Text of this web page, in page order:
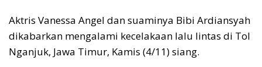
Aktris Vanessa Angel dan suaminya Bibi Ardiansyah
dikabarkan mengalami kecelakaan lalu lintas di Tol
Nganjuk, Jawa Timur, Kamis (4/11) siang.